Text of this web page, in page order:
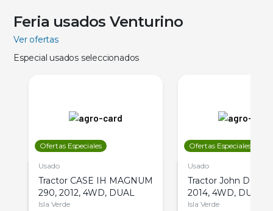
Feria usados Venturino
Ver ofertas
Especial usados seleccionados
Ofertas Especiales
Usado
Tractor CASE IH MAGNUM
290, 2012, 4WD, DUAL
Isla Verde
Ofertas Especiales
Usado
Tractor John Deere
2014, 4WD, DUAL
Isla Verde